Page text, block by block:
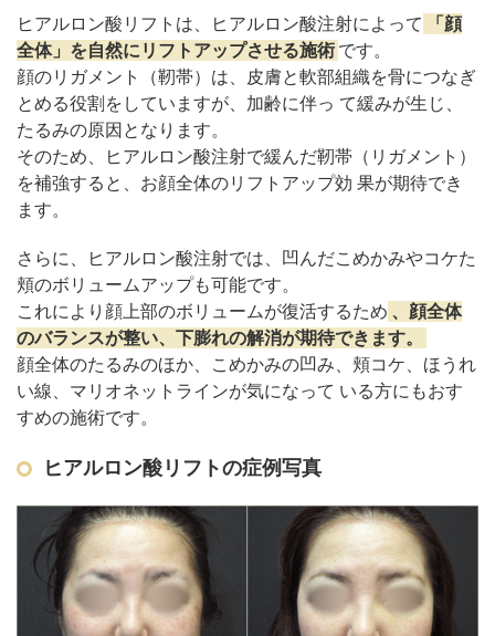
ヒアルロン酸リフトは、ヒアルロン酸注射によって
「顔
全体」を自然にリフトアップさせる施術 です。
顔のリガメント（靭帯）は、皮膚と軟部組織を骨につなぎ
とめる役割をしていますが、加齢に伴っ て緩みが生じ、
たるみの原因となります。
そのため、ヒアルロン酸注射で緩んだ靭帯（リガメント）
を補強すると、お顔全体のリフトアップ効 果が期待でき
ます。
さらに、ヒアルロン酸注射では、凹んだこめかみやコケた
頬のボリュームアップも可能です。
これにより顔上部のボリュームが復活するため 、顔全体
のバランスが整い、下膨れの解消が期待できます。
顔全体のたるみのほか、こめかみの凹み、頬コケ、ほうれ
い線、マリオネットラインが気になって いる方にもおす
すめの施術です。
ヒアルロン酸リフトの症例写真